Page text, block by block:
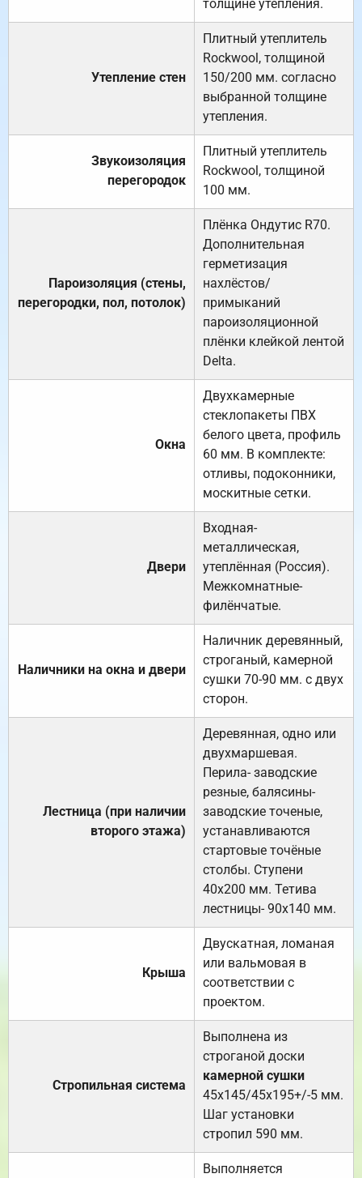
толщине утепления.
Утепление стен
Плитный утеплитель
Rockwool, толщиной
150/200 мм. согласно
выбранной толщине
утепления.
Звукоизоляция
перегородок
Плитный утеплитель
Rockwool, толщиной
100 мм.
Пароизоляция (стены,
перегородки, пол, потолок)
Плёнка Ондутис R70.
Дополнительная
герметизация
нахлёстов/
примыканий
пароизоляционной
плёнки клейкой лентой
Delta.
Окна
Двухкамерные
стеклопакеты ПВХ
белого цвета, профиль
60 мм. В комплекте:
отливы, подоконники,
москитные сетки.
Двери
Входная-
металлическая,
утеплённая (Россия).
Межкомнатные-
филёнчатые.
Наличники на окна и двери
Наличник деревянный,
строганый, камерной
сушки 70-90 мм. с двух
сторон.
Лестница (при наличии
второго этажа)
Деревянная, одно или
двухмаршевая.
Перила- заводские
резные, балясины-
заводские точеные,
устанавливаются
стартовые точёные
столбы. Ступени
40х200 мм. Тетива
лестницы- 90х140 мм.
Крыша
Двускатная, ломаная
или вальмовая в
соответствии с
проектом.
Стропильная система
Выполнена из
строганой доски
камерной сушки
45х145/45х195+/-5 мм.
Шаг установки
стропил 590 мм.
Выполняется